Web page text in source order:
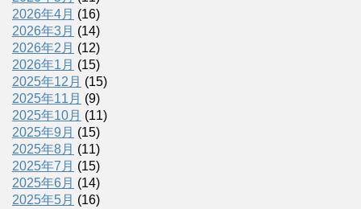
2026年4月 (16)
2026年3月 (14)
2026年2月 (12)
2026年1月 (15)
2025年12月 (15)
2025年11月 (9)
2025年10月 (11)
2025年9月 (15)
2025年8月 (11)
2025年7月 (15)
2025年6月 (14)
2025年5月 (16)